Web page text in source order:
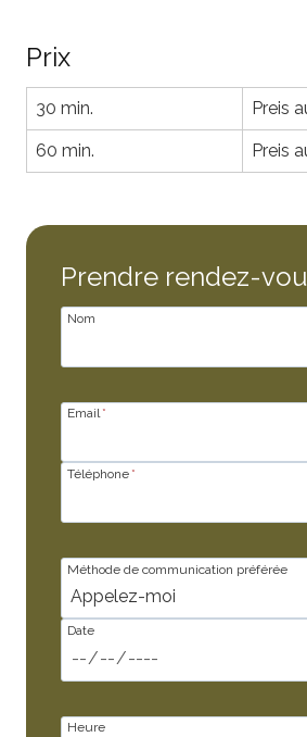
Prix
30 min. Preis
60 min. Preis
Prendre rendez-
Nom
Email *
Téléphone *
Méthode de communication préférée
Date
Heure